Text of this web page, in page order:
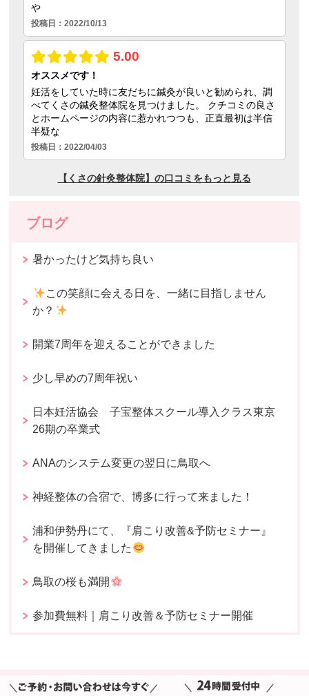
ブログ
暑かったけど気持ち良い
この笑顔に会える日を、一緒に目指しません
か？
開業7周年を迎えることができました
少し早めの7周年祝い
日本妊活協会 子宝整体スクール導入クラス東京
26期の卒業式
ANAのシステム変更の翌日に鳥取へ
神経整体の合宿で、博多に行って来ました！
浦和伊勢丹にて、『肩こり改善&予防セミナー』
を開催してきました
鳥取の桜も満開
参加費無料｜肩こり改善＆予防セミナー開催